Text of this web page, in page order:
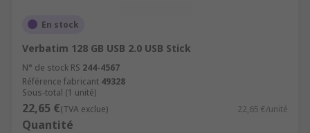
En stock
Verbatim 128 GB USB 2.0 USB Stick
N° de stock RS 244-4567
Référence fabricant 49328
Sous-total (1 unité)
22,65 €(TVA exclue) 22,65 €/unité
Quantité